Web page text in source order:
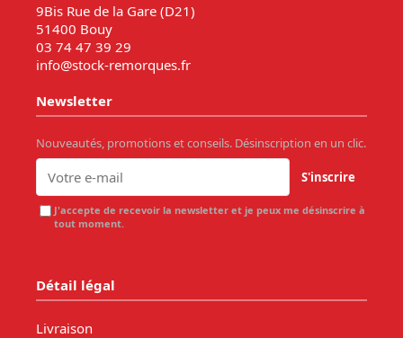
9Bis Rue de la Gare (D21)
51400 Bouy
03 74 47 39 29
info@stock-remorques.fr
Newsletter
Nouveautés, promotions et conseils. Désinscription en un clic.
S'inscrire
J'accepte de recevoir la newsletter et je peux me désinscrire à
tout moment.
Détail légal
Livraison